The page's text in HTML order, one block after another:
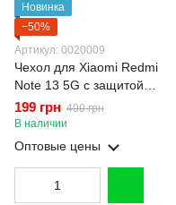
Новинка
−50%
Артикул: 0020009
Чехол для Xiaomi Redmi
Note 13 5G с защитой
камеры с золотой
окантовкой на редми нот 13
черный gs1
199 грн 400 грн
В наличии
Оптовые цены